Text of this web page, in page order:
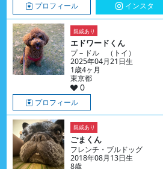
プロフィール インスタ
親戚あり
エドワードくん
プ－ドル （トイ）
2025年04月21日生
1歳4ヶ月
東京都
0
プロフィール
親戚あり
ごまくん
フレンチ・ブルドッグ
2018年08月13日生
8歳